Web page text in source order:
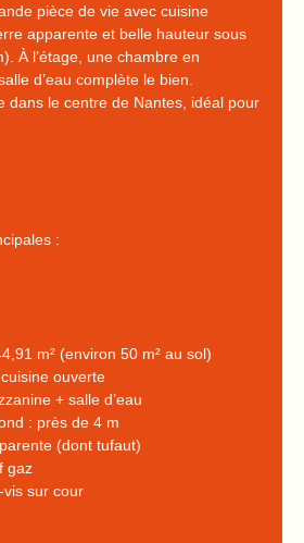
pièce de vie avec cuisine
apparente et belle hauteur sous
À l’étage, une chambre en
d’eau complète le bien.
dans le centre de Nantes, idéal pour
:
m² (environ 50 m² au sol)
ouverte
+ salle d’eau
: près de 4 m
(dont tufaut)
gaz
vis sur cour